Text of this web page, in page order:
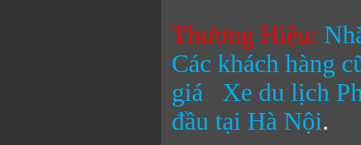
Thương Hiệu:
Các khách hàng
giá Xe du lịch
đầu tại Hà Nội.